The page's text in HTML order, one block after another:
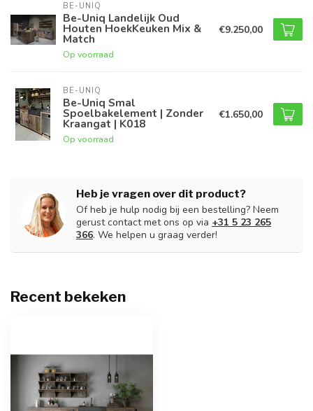
BE-UNIQ
Be-Uniq Landelijk Oud
Houten HoekKeuken Mix &
Match
Op voorraad
€9.250,00
BE-UNIQ
Be-Uniq Smal
Spoelbakelement | Zonder
Kraangat | K018
Op voorraad
€1.650,00
Heb je vragen over dit product?
Of heb je hulp nodig bij een bestelling? Neem
gerust contact met ons op via +31 5 23 265
366. We helpen u graag verder!
Recent bekeken